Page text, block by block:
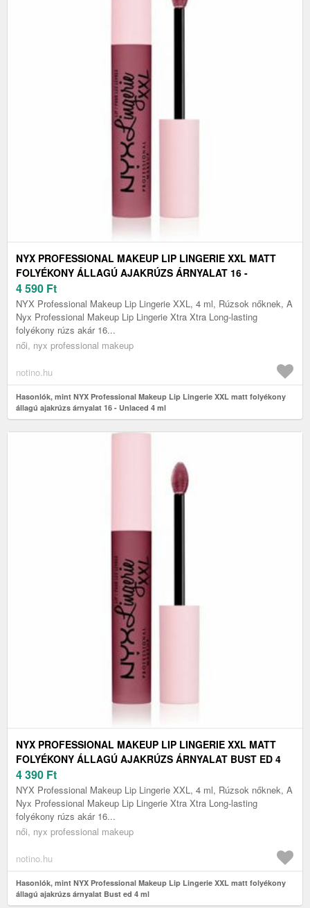
NYX PROFESSIONAL MAKEUP LIP LINGERIE XXL MATT
FOLYÉKONY ÁLLAGÚ AJAKRÚZS ÁRNYALAT 16 -
UNLACED 4 ML
4 590 Ft
NYX Professional Makeup Lip Lingerie XXL, 4 ml, Rúzsok nőknek, A
Nyx Professional Makeup Lip Lingerie Xtra Xtra Long-lasting
folyékony rúzs akár 16...
női, nyx professional makeup
notino.hu
Hasonlók, mint NYX Professional Makeup Lip Lingerie XXL matt folyékony
állagú ajakrúzs árnyalat 16 - Unlaced 4 ml
NYX PROFESSIONAL MAKEUP LIP LINGERIE XXL MATT
FOLYÉKONY ÁLLAGÚ AJAKRÚZS ÁRNYALAT BUST ED 4
ML
4 390 Ft
NYX Professional Makeup Lip Lingerie XXL, 4 ml, Rúzsok nőknek, A
Nyx Professional Makeup Lip Lingerie Xtra Xtra Long-lasting
folyékony rúzs akár 16...
női, nyx professional makeup
notino.hu
Hasonlók, mint NYX Professional Makeup Lip Lingerie XXL matt folyékony
állagú ajakrúzs árnyalat Bust ed 4 ml